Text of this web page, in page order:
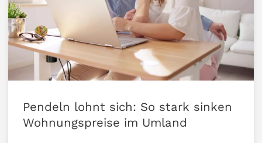
Pendeln lohnt sich: So stark sinken
Wohnungspreise im Umland